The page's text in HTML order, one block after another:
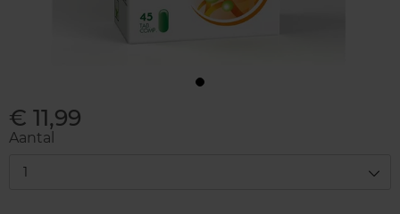
€ 11,99
Aantal
1